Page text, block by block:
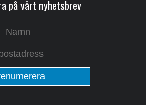
på vårt nyhetsbrev